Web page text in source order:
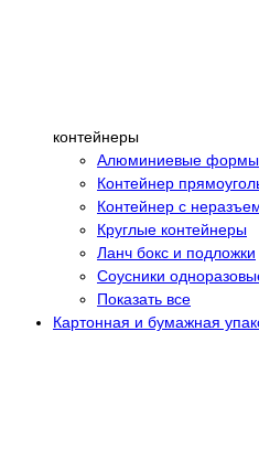
контейнеры
Алюминиевые формы
Контейнер
Контейнер с
Круглые контейнеры
Ланч бокс и подложки
Соусники
Показать все
Картонная и бумажная